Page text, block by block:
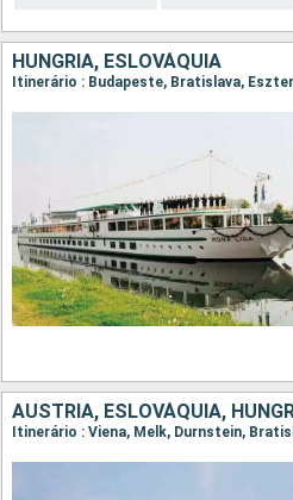
HUNGRIA, ESLOVÁQUIA
Itinerário : Budapeste, Bratislava,
AUSTRIA, ESLOVÁQUIA,
Itinerário : Viena, Melk, Durnstein,